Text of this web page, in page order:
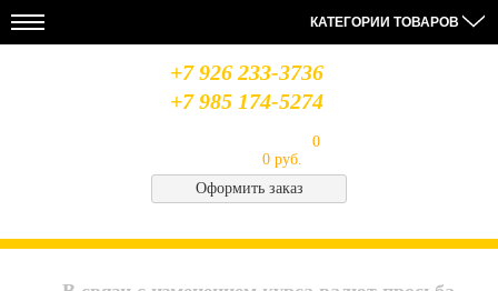
КАТЕГОРИИ ТОВАРОВ
+7 926 233-3736
+7 985 174-5274
0
0 руб.
Оформить заказ
НОВОСТИ
28.08.19
14.08.19
06.08.19
СОЦСЕТЯХ